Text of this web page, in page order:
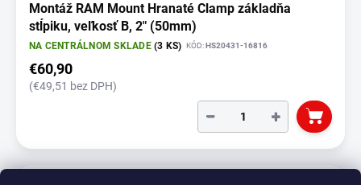
Montáž RAM Mount Hranaté Clamp základňa
stĺpiku, veľkosť B, 2" (50mm)
NA CENTRÁLNOM SKLADE(3 KS) KÓD:HS20431-16816
€60,90
(€49,51 bez DPH)
+
−